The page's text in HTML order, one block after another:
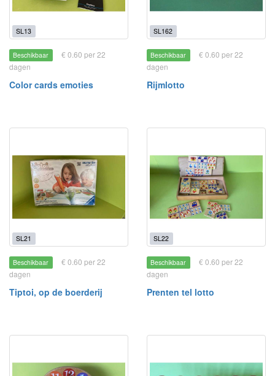
SL13
Beschikbaar
€ 0.60 per 22
dagen
Color cards emoties
SL162
Beschikbaar
€ 0.60 per 22
dagen
Rijmlotto
SL21
Beschikbaar
€ 0.60 per 22
dagen
Tiptoi, op de boerderij
SL22
Beschikbaar
€ 0.60 per 22
dagen
Prenten tel lotto